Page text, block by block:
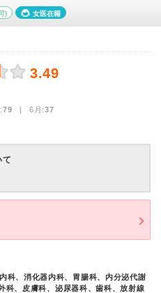
) 女医在籍
3.49
79 | 6月:37
て
科、消化器内科、胃腸科、内分泌代謝
科、皮膚科、泌尿器科、歯科、放射線